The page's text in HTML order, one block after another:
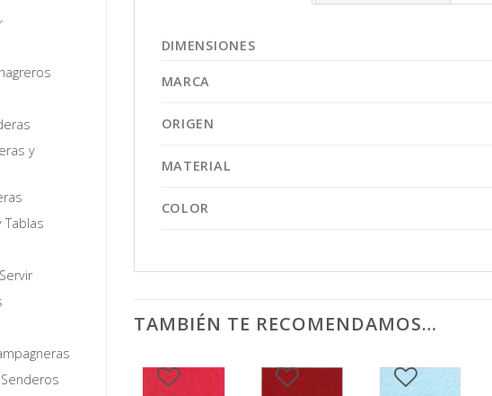
y
DIMENSIONES
MARCA
ORIGEN
MATERIAL
COLOR
TAMBIÉN TE RECOMENDAMOS…